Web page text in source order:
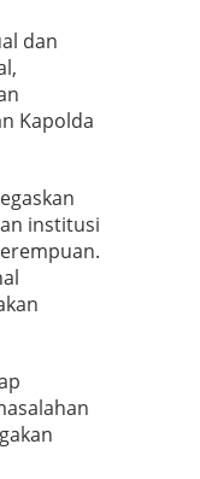
dan
Kapolda
institusi